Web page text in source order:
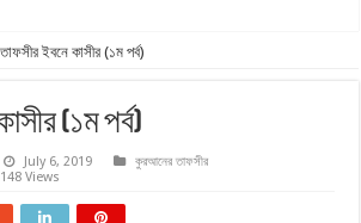
তাফসীর ইবনে কাসীর (১ম পর্ব)
(১ম পর্ব)
July 6, 2019
কুরআনের তাফসীর
148 Views